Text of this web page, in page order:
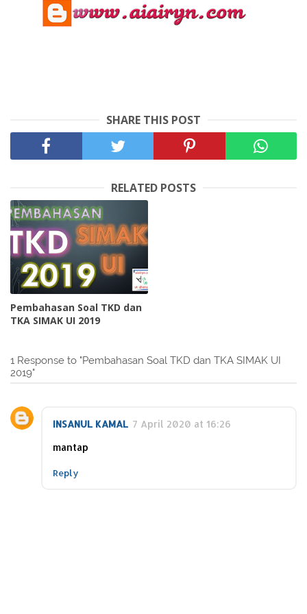
SHARE THIS POST
RELATED POSTS
Pembahasan Soal TKD dan
TKA SIMAK UI 2019
1 Response to "Pembahasan Soal TKD dan TKA SIMAK UI
2019"
INSANUL KAMAL 7 April 2020 at 16:26
mantap
Reply